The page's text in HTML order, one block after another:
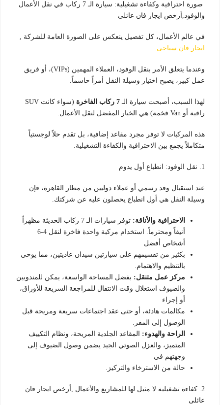
صورة احترافية وكفاءة تشغيلية: سيارة الـ 7 ركاب في نقل الأعمال
والوفود,أرخص ايجار فان عائلى
في عالم الأعمال، كل تفصيل ينعكس على الصورة العامة للشركة ,
ايجار فان سياحى.
وعندما يتعلق الأمر بنقل الوفود، العملاء المهمين (VIPs)، أو فريق
عمل كبير، يصبح اختيار وسيلة النقل أمراً حاسماً.
لهذا السبب، أصبحت سيارة الـ 7 ركاب الفاخرة
(سواء كانت SUV
راقية أو Van فخمة) هي الخيار المفضل لنقل الأعمال.
هذه المركبات لا توفر مجرد مقاعد إضافية، بل تقدم حلاً لوجستياً
متكاملاً يجمع بين الاحترافية والكفاءة التشغيلية.
1. نقل الوفود: انطباع أول يدوم
عند استقبال وفد رسمي أو عملاء دوليين من مطار القاهرة، فإن
وسيلة النقل هي أول انطباع يحصلون عليه عن شركتك.
الاحترافية والأناقة:
توفر سيارات الـ 7 ركاب الحديثة مظهراً
أنيقاً ومحترماً. استخدام مركبة واحدة فاخرة لنقل 4-6
أشخاص أفضل
بكثير من تقسيمهم على سيارتين سيدان عاديتين، مما يوحي
بالتنظيم والاهتمام.
مركز عمل متنقل: بفضل المساحة الواسعة، يمكن للمندوبين
والضيوف استغلال وقت الانتقال للمراجعة السريعة للأوراق،
أو إجراء
مكالمات هادئة، أو حتى عقد اجتماعات سريعة ومريحة قبل
الوصول إلى المقر.
الراحة والهدوء: المقاعد الجلدية المريحة، ونظام التكييف
المتميز، والعزل الصوتي الجيد يضمن وصول الضيوف إلى
وجهتهم في
حالة من الاسترخاء والتركيز.
2. كفاءة تشغيلية لا مثيل لها للمشاريع والأعمال ,أرخص ايجار فان
عائلى